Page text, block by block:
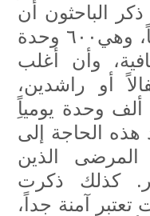
الباحثون أن
الجرعة الموصى بها حالياً، وهي٦٠٠ وحدة
وأن أغلب
أو راشدين،
وحدة يومياًِ
هذه الحاجة إلى
المرضى الذين
كذلك ذكرت
آمنة جداً،